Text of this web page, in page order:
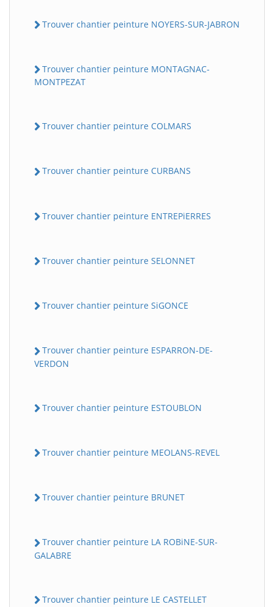
Trouver chantier peinture NOYERS-SUR-JABRON
Trouver chantier peinture MONTAGNAC-
MONTPEZAT
Trouver chantier peinture COLMARS
Trouver chantier peinture CURBANS
Trouver chantier peinture ENTREPiERRES
Trouver chantier peinture SELONNET
Trouver chantier peinture SiGONCE
Trouver chantier peinture ESPARRON-DE-
VERDON
Trouver chantier peinture ESTOUBLON
Trouver chantier peinture MEOLANS-REVEL
Trouver chantier peinture BRUNET
Trouver chantier peinture LA ROBiNE-SUR-
GALABRE
Trouver chantier peinture LE CASTELLET